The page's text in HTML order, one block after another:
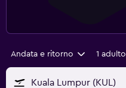
Andata e ritorno 1 adulto
Kuala Lumpur (KUL)